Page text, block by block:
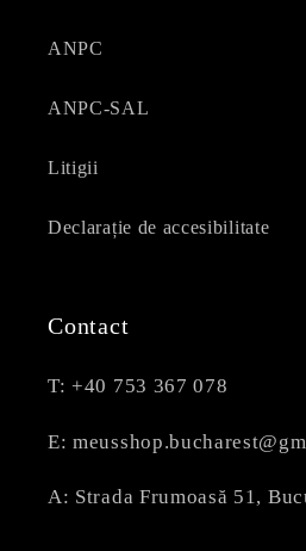
ANPC
ANPC-SAL
Litigii
Declarație de accesibilitate
Contact
T: +40 753 367 078
E:
A: Strada Frumoasă 51,